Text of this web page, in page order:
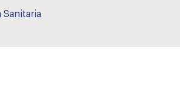
Sanitaria